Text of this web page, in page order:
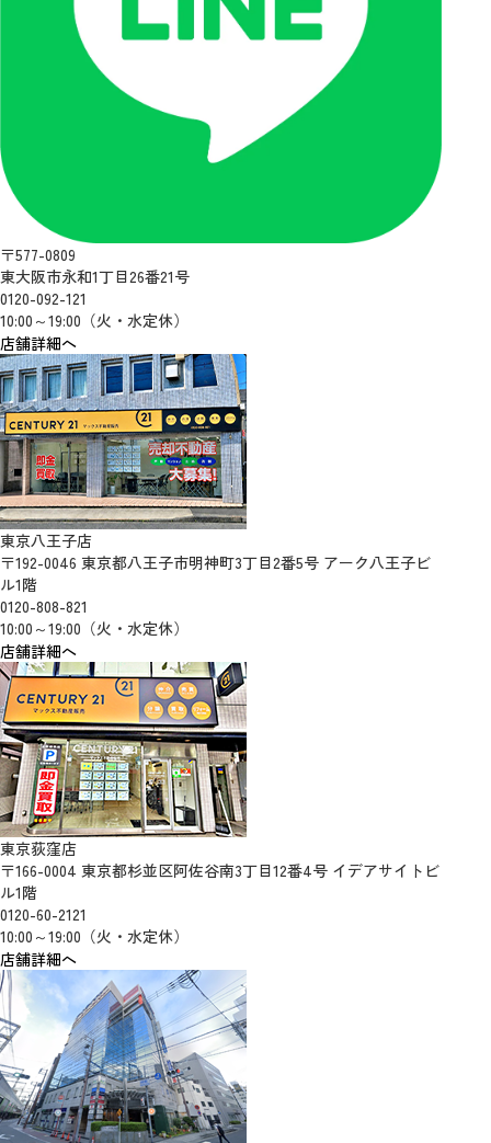
〒577-0809
東大阪市永和1丁目26番21号
0120-092-121
10:00～19:00（火・水定休）
店舗詳細へ
東京八王子店
〒192-0046 東京都八王子市明神町3丁目2番5号 アーク八王子ビ
ル1階
0120-808-821
10:00～19:00（火・水定休）
店舗詳細へ
東京荻窪店
〒166-0004 東京都杉並区阿佐谷南3丁目12番4号 イデアサイトビ
ル1階
0120-60-2121
10:00～19:00（火・水定休）
店舗詳細へ